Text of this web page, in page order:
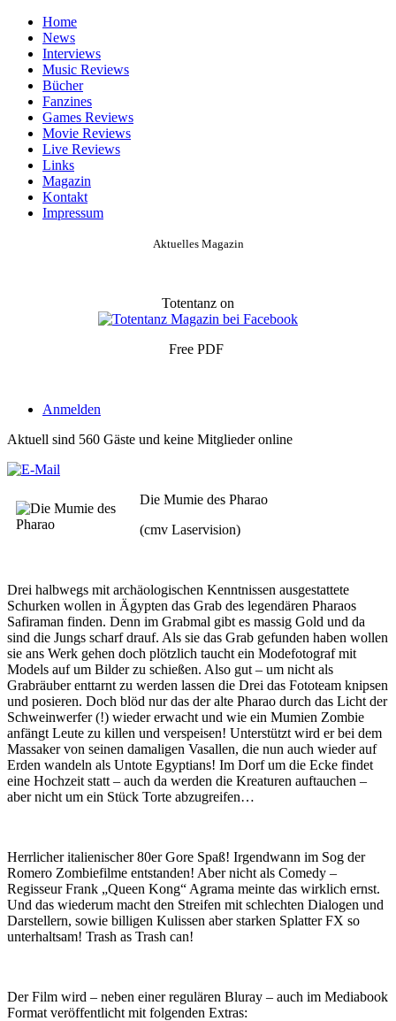
Home
News
Interviews
Music Reviews
Bücher
Fanzines
Games Reviews
Movie Reviews
Live Reviews
Links
Magazin
Kontakt
Impressum
Aktuelles Magazin
Totentanz on
Free PDF
Anmelden
Aktuell sind 560 Gäste und keine Mitglieder online
Die Mumie des Pharao
(cmv Laservision)
Drei halbwegs mit archäologischen Kenntnissen ausgestattete
Schurken wollen in Ägypten das Grab des legendären Pharaos
Safiraman finden. Denn im Grabmal gibt es massig Gold und da
sind die Jungs scharf drauf. Als sie das Grab gefunden haben wollen
sie ans Werk gehen doch plötzlich taucht ein Modefotograf mit
Models auf um Bilder zu schießen. Also gut – um nicht als
Grabräuber enttarnt zu werden lassen die Drei das Fototeam knipsen
und posieren. Doch blöd nur das der alte Pharao durch das Licht der
Schweinwerfer (!) wieder erwacht und wie ein Mumien Zombie
anfängt Leute zu killen und verspeisen! Unterstützt wird er bei dem
Massaker von seinen damaligen Vasallen, die nun auch wieder auf
Erden wandeln als Untote Egyptians! Im Dorf um die Ecke findet
eine Hochzeit statt – auch da werden die Kreaturen auftauchen –
aber nicht um ein Stück Torte abzugreifen…
Herrlicher italienischer 80er Gore Spaß! Irgendwann im Sog der
Romero Zombiefilme entstanden! Aber nicht als Comedy –
Regisseur Frank „Queen Kong“ Agrama meinte das wirklich ernst.
Und das wiederum macht den Streifen mit schlechten Dialogen und
Darstellern, sowie billigen Kulissen aber starken Splatter FX so
unterhaltsam! Trash as Trash can!
Der Film wird – neben einer regulären Bluray – auch im Mediabook
Format veröffentlicht mit folgenden Extras: